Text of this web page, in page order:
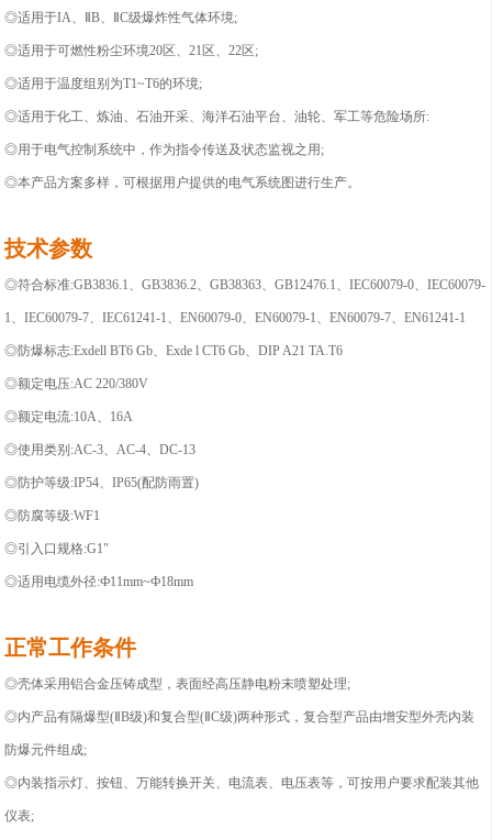
◎适用于IA、ⅡB、ⅡC级爆炸性气体环境;
◎适用于可燃性粉尘环境20区、21区、22区;
◎适用于温度组别为T1~T6的环境;
◎适用于化工、炼油、石油开采、海洋石油平台、油轮、军工等危险场所:
◎用于电气控制系统中，作为指令传送及状态监视之用;
◎本产品方案多样，可根据用户提供的电气系统图进行生产。
技术参数
◎符合标准:GB3836.1、GB3836.2、GB38363、GB12476.1、IEC60079-0、IEC60079-
1、IEC60079-7、IEC61241-1、EN60079-0、EN60079-1、EN60079-7、EN61241-1
◎防爆标志:Exdell BT6 Gb、Exde l CT6 Gb、DIP A21 TA.T6
◎额定电压:AC 220/380V
◎额定电流:10A、16A
◎使用类别:AC-3、AC-4、DC-13
◎防护等级:IP54、IP65(配防雨置)
◎防腐等级:WF1
◎引入口规格:G1"
◎适用电缆外径:Ф11mm~Ф18mm
正常工作条件
◎壳体采用铝合金压铸成型，表面经高压静电粉末喷塑处理;
◎内产品有隔爆型(ⅡB级)和复合型(ⅡC级)两种形式，复合型产品由增安型外壳内装
防爆元件组成;
◎内装指示灯、按钮、万能转换开关、电流表、电压表等，可按用户要求配装其他
仪表;